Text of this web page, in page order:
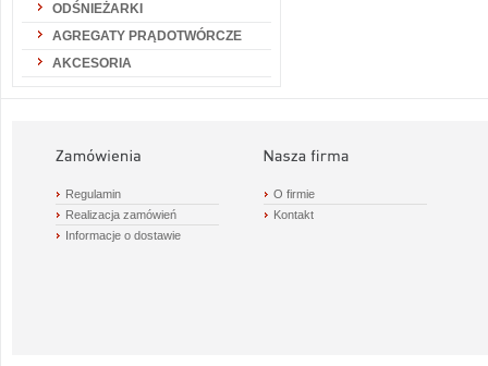
ODŚNIEŻARKI
AGREGATY PRĄDOTWÓRCZE
AKCESORIA
Regulamin
Realizacja zamówień
Informacje o dostawie
O firmie
Kontakt